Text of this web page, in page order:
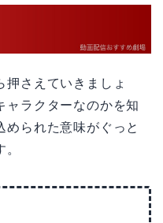
押さえていきましょ
ャラクターなのかを知
められた意味がぐっと